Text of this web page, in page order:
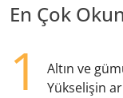
En Çok
1
Altın ve
Yükselişin